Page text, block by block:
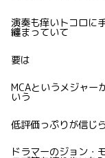
演奏も痒いトコロに
纏まっていて
要は
MCAというメジャー
いう
低評価っぷりが信じ
ドラマーのジョン・